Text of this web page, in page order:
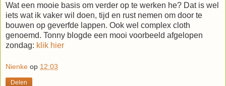
Wat een mooie basis om verder op te werken he? Dat is wel
iets wat ik vaker wil doen, tijd en rust nemen om door te
bouwen op geverfde lappen. Ook wel complex cloth
genoemd. Tonny blogde een mooi voorbeeld afgelopen
zondag: klik hier
Nienke op 12:03
Delen